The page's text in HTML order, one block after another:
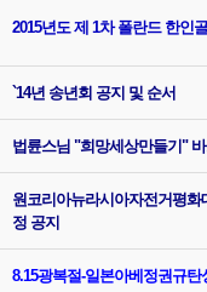
2015년도 제 1차 폴란드 한인
`14년 송년회 공지 및 순서
법륜스님 "희망세상만들기"
원코리아뉴라시아자전거평화
정 공지
8.15광복절-일본아베정권규탄